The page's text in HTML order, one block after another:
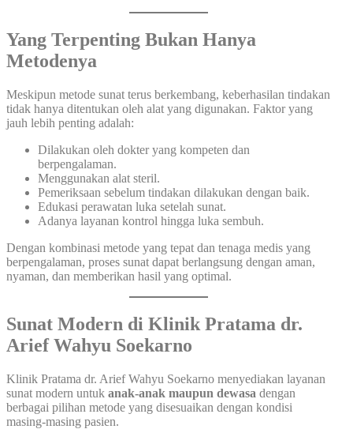
Yang Terpenting Bukan Hanya
Metodenya
Meskipun metode sunat terus berkembang, keberhasilan tindakan
tidak hanya ditentukan oleh alat yang digunakan. Faktor yang
jauh lebih penting adalah:
Dilakukan oleh dokter yang kompeten dan
berpengalaman.
Menggunakan alat steril.
Pemeriksaan sebelum tindakan dilakukan dengan baik.
Edukasi perawatan luka setelah sunat.
Adanya layanan kontrol hingga luka sembuh.
Dengan kombinasi metode yang tepat dan tenaga medis yang
berpengalaman, proses sunat dapat berlangsung dengan aman,
nyaman, dan memberikan hasil yang optimal.
Sunat Modern di Klinik Pratama dr.
Arief Wahyu Soekarno
Klinik Pratama dr. Arief Wahyu Soekarno menyediakan layanan
sunat modern untuk anak-anak maupun dewasa dengan
berbagai pilihan metode yang disesuaikan dengan kondisi
masing-masing pasien.